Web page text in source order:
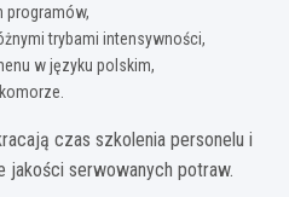
programów,
trybami intensywności,
w języku polskim,
czas szkolenia personelu i
jakości serwowanych potraw.